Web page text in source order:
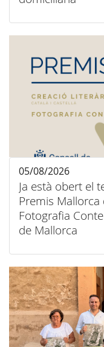
Ja està obert el
Premis
Fotografia
de Mallorca
05/08/2026